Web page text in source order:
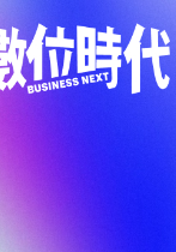
的需求因素
星電子。
量級品牌行銷